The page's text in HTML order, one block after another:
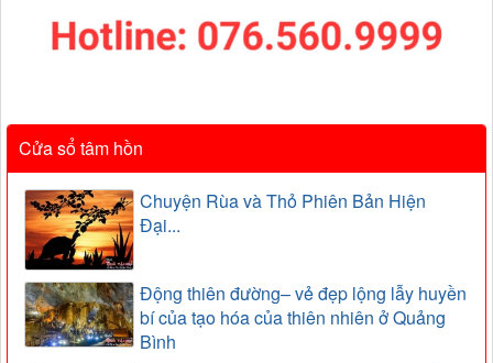
Cửa sổ tâm hồn
Chuyện Rùa và Thỏ Phiên Bản Hiện
Đại...
Động thiên đường– vẻ đẹp lộng lẫy huyền
bí của tạo hóa của thiên nhiên ở Quảng
Bình